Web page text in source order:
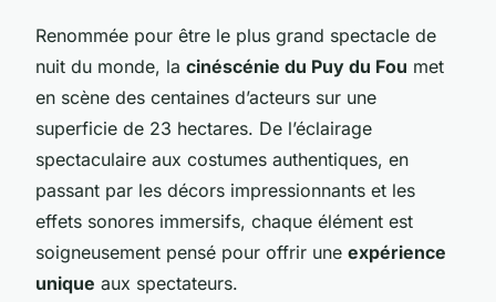
Renommée pour être le plus grand spectacle de
nuit du monde, la cinéscénie du Puy du Fou met
en scène des centaines d’acteurs sur une
superficie de 23 hectares. De l’éclairage
spectaculaire aux costumes authentiques, en
passant par les décors impressionnants et les
effets sonores immersifs, chaque élément est
soigneusement pensé pour offrir une expérience
unique aux spectateurs.